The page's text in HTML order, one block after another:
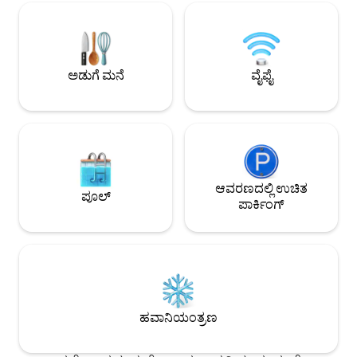
ಜರ್ಮನ್‌ಟೌನ್ (13 ಮೈಲಿ) ಮನರಂಜನೆ/
ಹೊರಾಂಗಣಗಳು: ಶೆಲ್ಬಿ ಫಾರ್ಮ್ಸ್ ಪಾರ್ಕ್ (11 ಮೈಲಿ);
ಮೆಮ್ ಮೃಗಾಲಯ (18 ಮೈಲಿ); ಬೀಲ್ ಸೇಂಟ್ (22
ತೆಗೆದುಕೊಳ್ಳುವಾಗ
ಮಾಡಿ. 6 ಕಾರುಗಳಿಗೆ
ಗೆಸ್ಟ್‌ಗಳವರೆಗೆ
ಮರೆಯಲಾಗದ
ಅಡುಗೆ ಮನೆ ವೈಫೈ
ಪೂಲ್
ಆವರಣದಲ್ಲಿ ಉಚಿತ
ಪಾರ್ಕಿಂಗ್
ಹವಾನಿಯಂತ್ರಣ